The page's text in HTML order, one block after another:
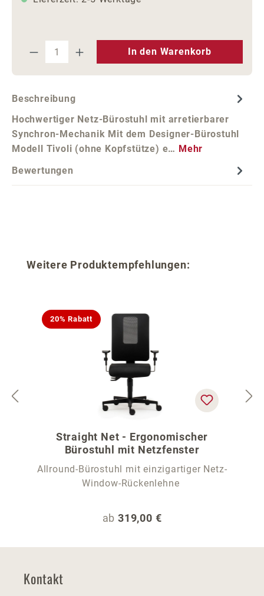
Produkt Anzahl: Gib den
In den Warenkorb
Beschreibung
Hochwertiger Netz-Bürostuhl mit arretierbarer
Synchron-Mechanik Mit dem Designer-Bürostuhl
Modell Tivoli (ohne Kopfstütze) e… Mehr
Bewertungen
Produktgalerie überspringen
Weitere Produktempfehlungen:
20% Rabatt
Straight Net - Ergonomischer
Bürostuhl mit Netzfenster
Allround-Bürostuhl mit einzigartiger Netz-
Window-Rückenlehne
Regulärer Preis:
ab 319,00 €
Kontakt